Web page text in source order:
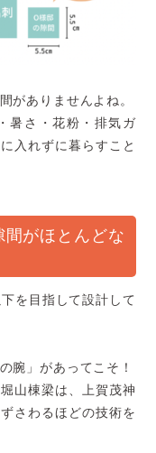
がありませんよね。
暑さ・花粉・排気ガ
入れずに暮らすこと
がほとんどな
を目指して設計して
腕」があってこそ！
山棟梁は、上賀茂神
さわるほどの技術を